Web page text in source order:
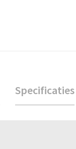
Specificaties